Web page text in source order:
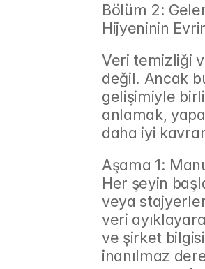
Bölüm 2:
Hijyeninin
Veri temizliği
değil. Ancak
gelişimiyle
anlamak,
daha iyi
Aşama 1:
Her şeyin
veya
veri
ve şirket
inanılmaz